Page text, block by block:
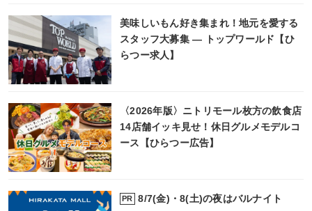
美味しいもん好き集まれ！地元を愛する
スタッフ大募集 ― トップワールド【ひ
らつー求人】
〈2026年版〉ニトリモール枚方の飲食店
14店舗イッキ見せ！休日グルメモデルコ
ース【ひらつー広告】
PR 8/7(金)・8(土)の夜はバルナイト